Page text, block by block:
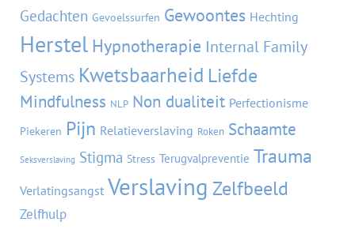
Gedachten Gevoelssurfen Gewoontes Hechting
Herstel Hypnotherapie Internal Family
Systems Kwetsbaarheid Liefde
Mindfulness NLP Non dualiteit Perfectionisme
Piekeren Pijn Relatieverslaving Roken Schaamte
Seksverslaving Stigma Stress Terugvalpreventie Trauma
Verlatingsangst Verslaving Zelfbeeld
Zelfhulp